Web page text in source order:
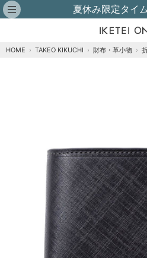
レビュー投稿で革
HOME › TAKEO KIKUCHI › 財布・革小物 ›
に【ご注文者様のご住所】
クロ